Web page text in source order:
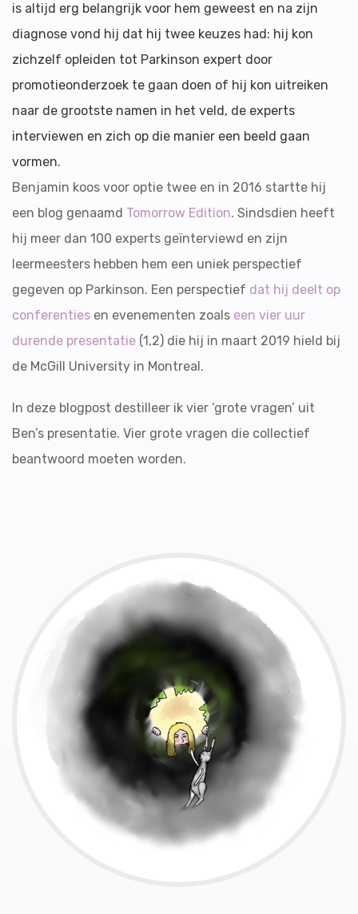
is altijd erg belangrijk voor hem geweest en na zijn
diagnose vond hij dat hij twee keuzes had: hij kon
zichzelf opleiden tot Parkinson expert door
promotieonderzoek te gaan doen of hij kon uitreiken
naar de grootste namen in het veld, de experts
interviewen en zich op die manier een beeld gaan
vormen.
Benjamin koos voor optie twee en in 2016 startte hij
een blog genaamd Tomorrow Edition. Sindsdien heeft
hij meer dan 100 experts geïnterviewd en zijn
leermeesters hebben hem een ​​uniek perspectief
gegeven op Parkinson. Een perspectief dat hij deelt op
conferenties en evenementen zoals een vier uur
durende presentatie (1,2) die hij in maart 2019 hield bij
de McGill University in Montreal.
In deze blogpost destilleer ik vier ‘grote vragen’ uit
Ben’s presentatie. Vier grote vragen die collectief
beantwoord moeten worden.